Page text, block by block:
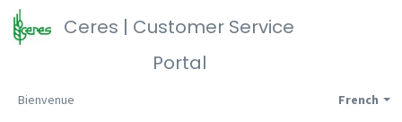
Ceres | Customer Service
Portal
French
Bienvenue